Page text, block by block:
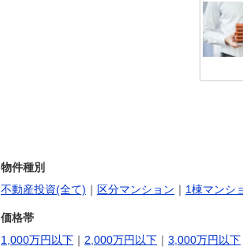
物件種別
不動産投資(全て) ｜ 区分マンション ｜ 1棟マンシ
価格帯
1,000万円以下 ｜ 2,000万円以下 ｜ 3,000万円以下